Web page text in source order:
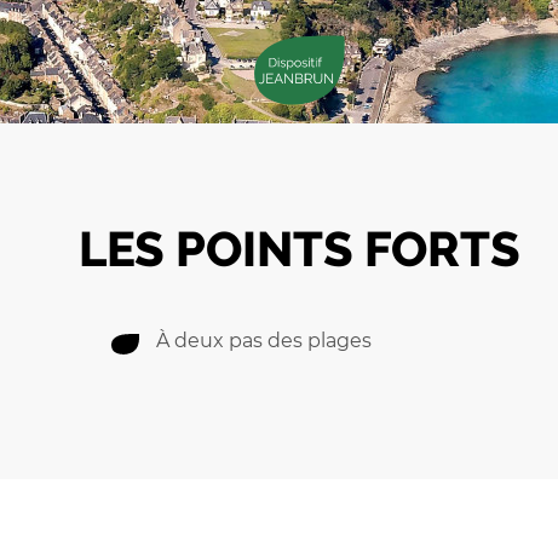
LES POINTS FORTS
À deux pas des plages